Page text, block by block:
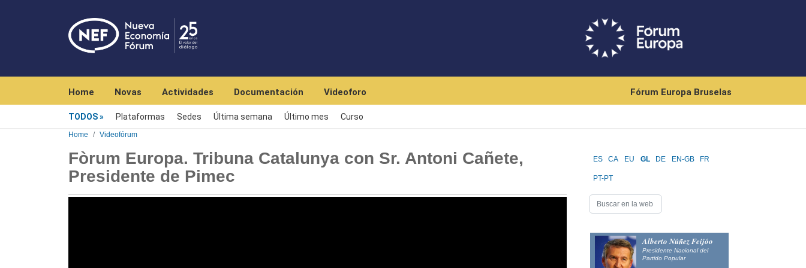
Home Novas Actividades Documentación Videoforo Fórum Europa Bruselas
TODOS Plataformas Sedes Última semana Último mes Curso
Home Videofórum
Fòrum Europa. Tribuna Catalunya con Sr. Antoni Cañete,
Presidente de Pimec
ES CA EU GL DE EN-GB FR
PT-PT
Alberto Núñez Feijóo
Presidente Nacional del
Partido Popular